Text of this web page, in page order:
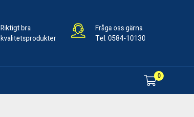
Riktigt bra
kvalitetsprodukter
Fråga oss gärna
Tel:0584-10130
0